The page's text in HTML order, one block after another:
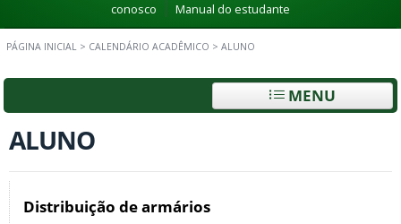
conosco
Manual do estudante
PÁGINA INICIAL > CALENDÁRIO ACADÊMICO > ALUNO
MENU
ALUNO
Distribuição de armários